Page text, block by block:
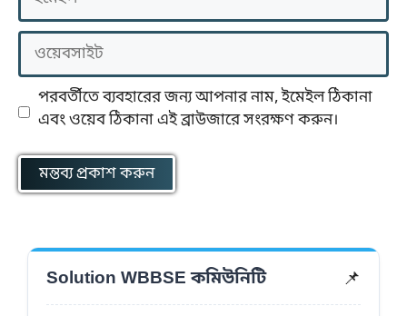
ওয়েবসাইট
পরবর্তীতে ব্যবহারের জন্য আপনার নাম, ইমেইল ঠিকানা
এবং ওয়েব ঠিকানা এই ব্রাউজারে সংরক্ষণ করুন।
Solution WBBSE কমিউনিটি 📌